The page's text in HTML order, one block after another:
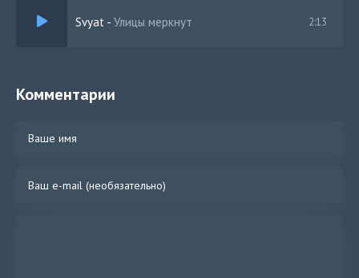
Svyat - Улицы меркнут 2:13
Комментарии